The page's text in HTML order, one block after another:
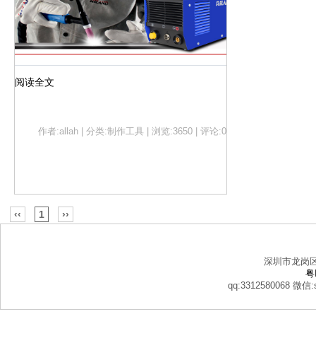
阅读全文
作者:allah | 分类:制作工具 | 浏览:3650 | 评论:0
‹‹ 1 ››
深圳市龙岗
粤
qq:3312580068 微